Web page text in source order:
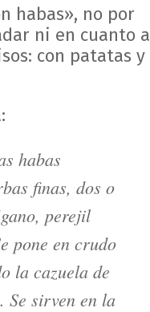
habas», no por
ni en cuanto a
con patatas y
habas
finas, dos o
perejil
pone en crudo
la cazuela de
Se sirven en la